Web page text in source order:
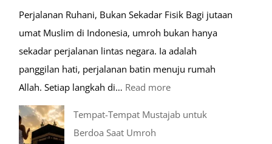
Perjalanan Ruhani, Bukan Sekadar Fisik Bagi jutaan
umat Muslim di Indonesia, umroh bukan hanya
sekadar perjalanan lintas negara. Ia adalah
panggilan hati, perjalanan batin menuju rumah
Allah. Setiap langkah di… Read more:
Tempat-Tempat Mustajab untuk
Berdoa Saat Umroh